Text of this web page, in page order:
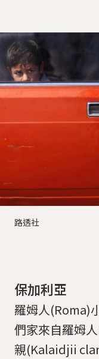
路透社
保加利亞
羅姆人(Roma)
們家來自羅姆
親(Kalaidjii